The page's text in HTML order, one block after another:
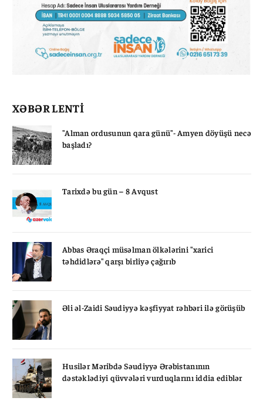
XƏBƏR LENTİ
"Alman ordusunun qara günü"- Amyen döyüşü necə
başladı?
Tarixdə bu gün – 8 Avqust
Abbas Əraqçi müsəlman ölkələrini "xarici
təhdidlərə" qarşı birliyə çağırıb
Əli əl-Zaidi Səudiyyə kəşfiyyat rəhbəri ilə görüşüb
Husilər Məribdə Səudiyyə Ərəbistanının
dəstəklədiyi qüvvələri vurduqlarını iddia ediblər